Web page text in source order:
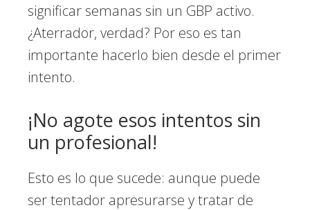
significar semanas sin un GBP activo.
¿Aterrador, verdad? Por eso es tan
importante hacerlo bien desde el primer
intento.
¡No agote esos intentos sin
un profesional!
Esto es lo que sucede: aunque puede
ser tentador apresurarse y tratar de